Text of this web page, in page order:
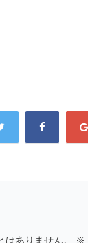
ありません。 ※